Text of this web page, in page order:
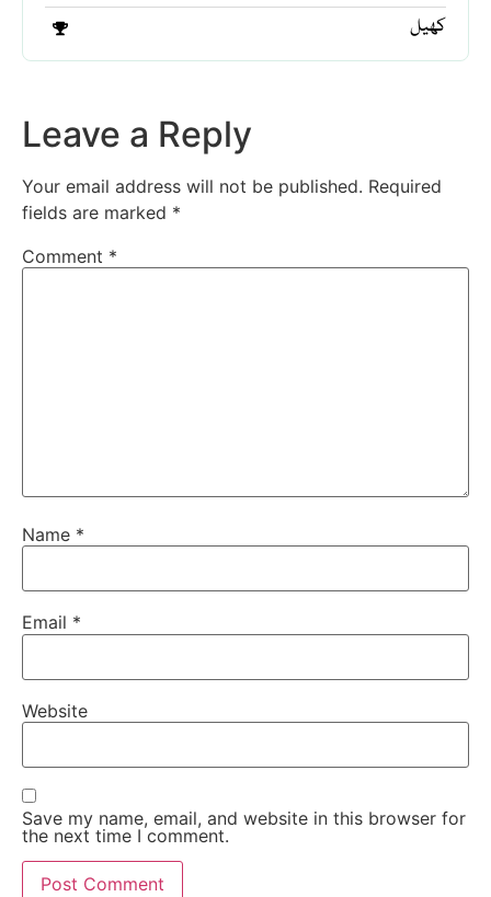
کھیل
Leave a Reply
Your email address will not be published. Required
fields are marked *
Comment *
Name *
Email *
Website
Save my name, email, and website in this browser for
the next time I comment.